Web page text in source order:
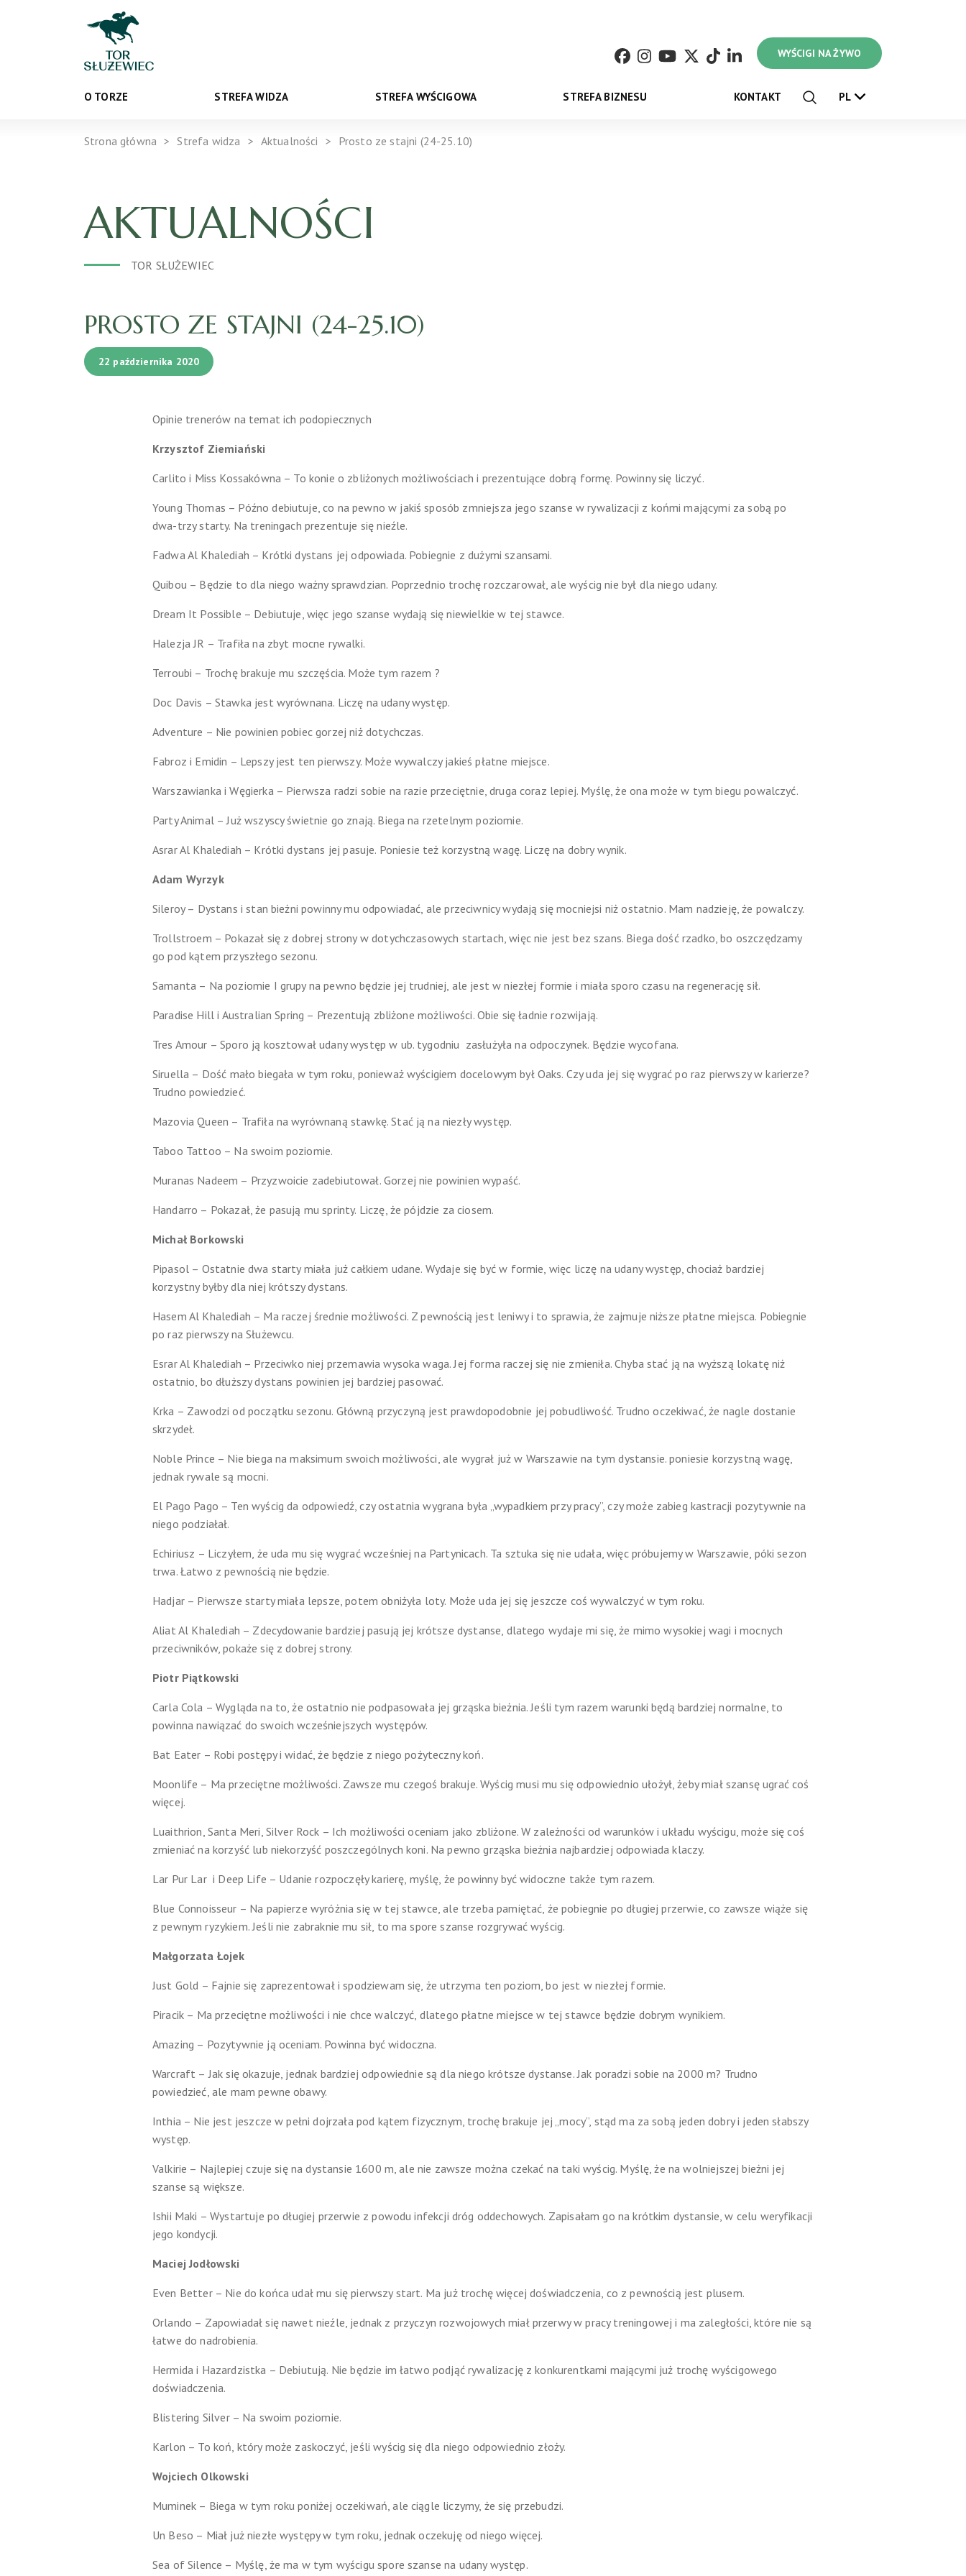
WYŚCIGI NA ŻYWO
O TORZE STREFA WIDZA STREFA WYŚCIGOWA STREFA BIZNESU KONTAKT PL
Strona główna Strefa widza Aktualności Prosto ze stajni (24-25.10)
AKTUALNOŚCI
TOR SŁUŻEWIEC
PROSTO ZE STAJNI (24-25.10)
22 października 2020
Opinie trenerów na temat ich podopiecznych
Krzysztof Ziemiański
Carlito i Miss Kossakówna – To konie o zbliżonych możliwościach i prezentujące dobrą formę. Powinny się liczyć.
Young Thomas – Późno debiutuje, co na pewno w jakiś sposób zmniejsza jego szanse w rywalizacji z końmi mającymi za sobą po
dwa-trzy starty. Na treningach prezentuje się nieźle.
Fadwa Al Khalediah – Krótki dystans jej odpowiada. Pobiegnie z dużymi szansami.
Quibou – Będzie to dla niego ważny sprawdzian. Poprzednio trochę rozczarował, ale wyścig nie był dla niego udany.
Dream It Possible – Debiutuje, więc jego szanse wydają się niewielkie w tej stawce.
Halezja JR – Trafiła na zbyt mocne rywalki.
Terroubi – Trochę brakuje mu szczęścia. Może tym razem ?
Doc Davis – Stawka jest wyrównana. Liczę na udany występ.
Adventure – Nie powinien pobiec gorzej niż dotychczas.
Fabroz i Emidin – Lepszy jest ten pierwszy. Może wywalczy jakieś płatne miejsce.
Warszawianka i Węgierka – Pierwsza radzi sobie na razie przeciętnie, druga coraz lepiej. Myślę, że ona może w tym biegu powalczyć.
Party Animal – Już wszyscy świetnie go znają. Biega na rzetelnym poziomie.
Asrar Al Khalediah – Krótki dystans jej pasuje. Poniesie też korzystną wagę. Liczę na dobry wynik.
Adam Wyrzyk
Sileroy – Dystans i stan bieżni powinny mu odpowiadać, ale przeciwnicy wydają się mocniejsi niż ostatnio. Mam nadzieję, że powalczy.
Trollstroem – Pokazał się z dobrej strony w dotychczasowych startach, więc nie jest bez szans. Biega dość rzadko, bo oszczędzamy
go pod kątem przyszłego sezonu.
Samanta – Na poziomie I grupy na pewno będzie jej trudniej, ale jest w niezłej formie i miała sporo czasu na regenerację sił.
Paradise Hill i Australian Spring – Prezentują zbliżone możliwości. Obie się ładnie rozwijają.
Tres Amour – Sporo ją kosztował udany występ w ub. tygodniu zasłużyła na odpoczynek. Będzie wycofana.
Siruella – Dość mało biegała w tym roku, ponieważ wyścigiem docelowym był Oaks. Czy uda jej się wygrać po raz pierwszy w karierze?
Trudno powiedzieć.
Mazovia Queen – Trafiła na wyrównaną stawkę. Stać ją na niezły występ.
Taboo Tattoo – Na swoim poziomie.
Muranas Nadeem – Przyzwoicie zadebiutował. Gorzej nie powinien wypaść.
Handarro – Pokazał, że pasują mu sprinty. Liczę, że pójdzie za ciosem.
Michał Borkowski
Pipasol – Ostatnie dwa starty miała już całkiem udane. Wydaje się być w formie, więc liczę na udany występ, chociaż bardziej
korzystny byłby dla niej krótszy dystans.
Hasem Al Khalediah – Ma raczej średnie możliwości. Z pewnością jest leniwy i to sprawia, że zajmuje niższe płatne miejsca. Pobiegnie
po raz pierwszy na Służewcu.
Esrar Al Khalediah – Przeciwko niej przemawia wysoka waga. Jej forma raczej się nie zmieniła. Chyba stać ją na wyższą lokatę niż
ostatnio, bo dłuższy dystans powinien jej bardziej pasować.
Krka – Zawodzi od początku sezonu. Główną przyczyną jest prawdopodobnie jej pobudliwość. Trudno oczekiwać, że nagle dostanie
skrzydeł.
Noble Prince – Nie biega na maksimum swoich możliwości, ale wygrał już w Warszawie na tym dystansie. poniesie korzystną wagę,
jednak rywale są mocni.
El Pago Pago – Ten wyścig da odpowiedź, czy ostatnia wygrana była „wypadkiem przy pracy”, czy może zabieg kastracji pozytywnie na
niego podziałał.
Echiriusz – Liczyłem, że uda mu się wygrać wcześniej na Partynicach. Ta sztuka się nie udała, więc próbujemy w Warszawie, póki sezon
trwa. Łatwo z pewnością nie będzie.
Hadjar – Pierwsze starty miała lepsze, potem obniżyła loty. Może uda jej się jeszcze coś wywalczyć w tym roku.
Aliat Al Khalediah – Zdecydowanie bardziej pasują jej krótsze dystanse, dlatego wydaje mi się, że mimo wysokiej wagi i mocnych
przeciwników, pokaże się z dobrej strony.
Piotr Piątkowski
Carla Cola – Wygląda na to, że ostatnio nie podpasowała jej grząska bieżnia. Jeśli tym razem warunki będą bardziej normalne, to
powinna nawiązać do swoich wcześniejszych występów.
Bat Eater – Robi postępy i widać, że będzie z niego pożyteczny koń.
Moonlife – Ma przeciętne możliwości. Zawsze mu czegoś brakuje. Wyścig musi mu się odpowiednio ułożył, żeby miał szansę ugrać coś
więcej.
Luaithrion, Santa Meri, Silver Rock – Ich możliwości oceniam jako zbliżone. W zależności od warunków i układu wyścigu, może się coś
zmieniać na korzyść lub niekorzyść poszczególnych koni. Na pewno grząska bieżnia najbardziej odpowiada klaczy.
Lar Pur Lar i Deep Life – Udanie rozpoczęły karierę, myślę, że powinny być widoczne także tym razem.
Blue Connoisseur – Na papierze wyróżnia się w tej stawce, ale trzeba pamiętać, że pobiegnie po długiej przerwie, co zawsze wiąże się
z pewnym ryzykiem. Jeśli nie zabraknie mu sił, to ma spore szanse rozgrywać wyścig.
Małgorzata Łojek
Just Gold – Fajnie się zaprezentował i spodziewam się, że utrzyma ten poziom, bo jest w niezłej formie.
Piracik – Ma przeciętne możliwości i nie chce walczyć, dlatego płatne miejsce w tej stawce będzie dobrym wynikiem.
Amazing – Pozytywnie ją oceniam. Powinna być widoczna.
Warcraft – Jak się okazuje, jednak bardziej odpowiednie są dla niego krótsze dystanse. Jak poradzi sobie na 2000 m? Trudno
powiedzieć, ale mam pewne obawy.
Inthia – Nie jest jeszcze w pełni dojrzała pod kątem fizycznym, trochę brakuje jej „mocy”, stąd ma za sobą jeden dobry i jeden słabszy
występ.
Valkirie – Najlepiej czuje się na dystansie 1600 m, ale nie zawsze można czekać na taki wyścig. Myślę, że na wolniejszej bieżni jej
szanse są większe.
Ishii Maki – Wystartuje po długiej przerwie z powodu infekcji dróg oddechowych. Zapisałam go na krótkim dystansie, w celu weryfikacji
jego kondycji.
Maciej Jodłowski
Even Better – Nie do końca udał mu się pierwszy start. Ma już trochę więcej doświadczenia, co z pewnością jest plusem.
Orlando – Zapowiadał się nawet nieźle, jednak z przyczyn rozwojowych miał przerwy w pracy treningowej i ma zaległości, które nie są
łatwe do nadrobienia.
Hermida i Hazardzistka – Debiutują. Nie będzie im łatwo podjąć rywalizację z konkurentkami mającymi już trochę wyścigowego
doświadczenia.
Blistering Silver – Na swoim poziomie.
Karlon – To koń, który może zaskoczyć, jeśli wyścig się dla niego odpowiednio złoży.
Wojciech Olkowski
Muminek – Biega w tym roku poniżej oczekiwań, ale ciągle liczymy, że się przebudzi.
Un Beso – Miał już niezłe występy w tym roku, jednak oczekuję od niego więcej.
Sea of Silence – Myślę, że ma w tym wyścigu spore szanse na udany występ.